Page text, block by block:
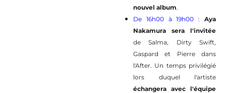
nouvel album.
De 16h00 à 19h00 : Aya
Nakamura sera l'invitée
de Salma, Dirty Swift,
Gaspard et Pierre dans
l'After. Un temps privilégié
lors duquel l'artiste
échangera avec l'équipe